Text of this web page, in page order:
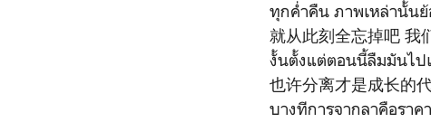
ทุกค่ำคืน ภาพเหล่านั้นย้
就从此刻全忘掉吧 我
งั้นตั้งแต่ตอนนี้ลืมมันไป
也许分离才是成长的
บางทีการจากลาคือราค